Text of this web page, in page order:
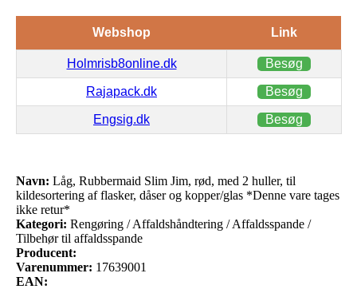
retur*
Webshop Link
Holmrisb8online.dk Besøg
Rajapack.dk Besøg
Engsig.dk Besøg
Navn: Låg, Rubbermaid Slim Jim, rød, med 2 huller, til
kildesortering af flasker, dåser og kopper/glas *Denne vare tages
ikke retur*
Kategori: Rengøring / Affaldshåndtering / Affaldsspande /
Tilbehør til affaldsspande
Producent:
Varenummer: 17639001
EAN: